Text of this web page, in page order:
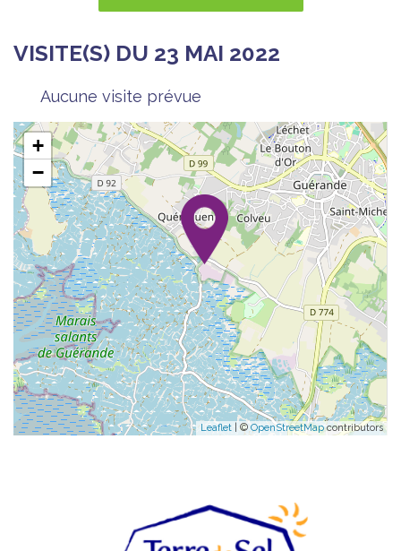
VISITE(S) DU 23 MAI 2022
Aucune visite prévue
+
−
Leaflet | © OpenStreetMapcontributors